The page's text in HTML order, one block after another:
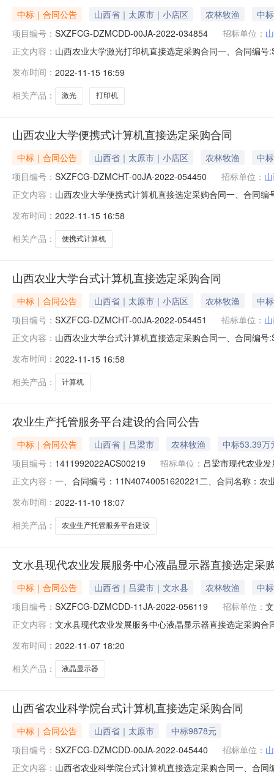
中标｜合同公告 山西省｜太原市｜小店区 农林牧渔
中
项目编号： SXZFCG-DZMCDD-00JA-2022-034854 招标单位：
正文内容： 山西农业大学激光打印机直接选定采购合同一、合同编
应商（乙方）：山西韬越科技有限公司地址：晋阳街68
发布时间： 2022-11-15 16:59
相关产品：
激光 打印机
山西农业大学便携式计算机直接选定采购合同
中标｜合同公告 山西省｜太原市｜小店区 农林牧渔
中
项目编号： SXZFCG-DZMCHT-00JA-2022-054450 招标单位：
正文内容： 山西农业大学便携式计算机直接选定采购合同一、合同
西农业大学供应商（乙方）：山西韬越科技有限公司地
发布时间： 2022-11-15 16:58
相关产品：
便携式计算机
山西农业大学台式计算机直接选定采购合同
中标｜合同公告 山西省｜太原市｜小店区 农林牧渔
中
项目编号： SXZFCG-DZMCHT-00JA-2022-054451 招标单位：
正文内容： 山西农业大学台式计算机直接选定采购合同一、合同编
应商（乙方）：山西韬越科技有限公司地址：晋阳街68
发布时间： 2022-11-15 16:58
相关产品：
计算机
农业生产托管服务平台建设的合同公告
中标｜合同公告 山西省｜吕梁市 农林牧渔
中标53.39万
项目编号： 1411992022ACS00219 招标单位： 吕梁市现代农业
正文内容： 一、合同编号：11N40740051620221二、合同名称：
技有限公司地址：山西省太原市小店区联系方式：
发布时间： 2022-11-10 18:07
相关产品：
农业生产托管服务平台建设
文水县现代农业发展服务中心液晶显示器直接选定采
中标｜合同公告 山西省｜吕梁市｜文水县 农林牧渔
中
项目编号： SXZFCG-DZMCDD-11JA-2022-056119 招标单位：
正文内容： 文水县现代农业发展服务中心液晶显示器直接选定采购
址：文水县大陵街1号联系人：赵子文供应商（乙方）：
发布时间： 2022-11-07 18:20
相关产品：
液晶显示器
山西省农业科学院台式计算机直接选定采购合同
中标｜合同公告 山西省｜太原市
中标9878元
项目编号： SXZFCG-DZMCDD-00JA-2022-045440 招标单位：
正文内容： 山西省农业科学院台式计算机直接选定采购合同一、合